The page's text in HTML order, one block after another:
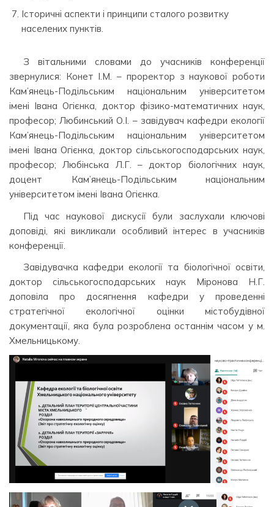
Історичні аспекти і принципи сталого розвитку
населених пунктів.
З вітальними словами до учасників конференції
звернулися: Конет І.М. – проректор з наукової роботи
Кам’янець-Подільським національним університетом
імені Івана Огієнка, доктор фізико-математичних наук,
професор; Любинський О.І. – завідувач кафедри екології
Кам’янець-Подільським національним університетом
імені Івана Огієнка, доктор сільськогосподарських наук,
професор; Любінська Л.Г. – доктор біологічних наук,
доцент Кам’янець-Подільським національним
університетом імені Івана Огієнка.
Під час наукової дискусії були заслухали ключові
доповіді, які викликали особливий інтерес в учасників
конференції.
Завідувачка кафедри екології та біологічної освіти,
доктор сільськогосподарських наук Міронова Н.Г.
доповіла про досягнення кафедри у проведенні
стратегічної екологічної оцінки містобудівної
документації, яка була розроблена останнім часом у м.
Хмельницькому.